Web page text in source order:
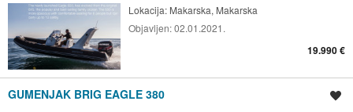
Lokacija: Makarska, Makarska
Objavljen:02.01.2021.
19.990 €
GUMENJAK BRIG EAGLE 380